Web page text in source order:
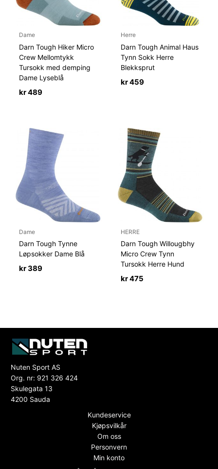
Dame
Darn Tough Hiker Micro
Crew Mellomtykk
Tursokk med demping
Dame Lyseblå
kr489
Herre
Darn Tough Animal Haus
Tynn Sokk Herre
Blekksprut
kr459
Dame
Darn Tough Tynne
Løpsokker Dame Blå
kr389
HERRE
Darn Tough Willougbhy
Micro Crew Tynn
Tursokk Herre Hund
kr475
Nuten Sport AS
Org. nr: 921 326 424
Skulegata 13
4200 Sauda
Kundeservice
Kjøpsvilkår
Om oss
Personvern
Min konto